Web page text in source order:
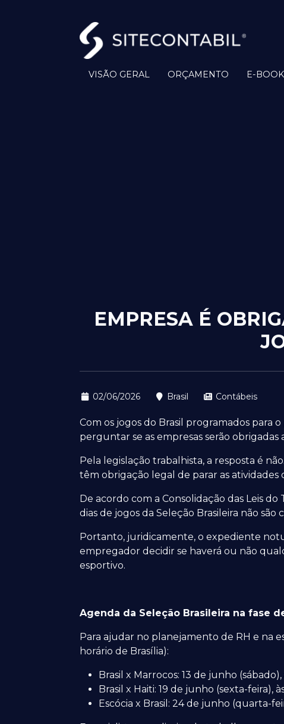
VISÃO GERAL ORÇAMENTO E-
EMPRESA É
02/06/2026 Brasil Contábeis
Com os jogos do Brasil programados para
perguntar se as empresas serão
Pela legislação trabalhista, a resposta é
têm obrigação legal de parar as atividades
De acordo com a Consolidação das Leis
dias de jogos da Seleção Brasileira não
Portanto, juridicamente, o expediente
empregador decidir se haverá ou não
esportivo.
Agenda da Seleção Brasileira na fase
Para ajudar no planejamento de RH e na
horário de Brasília):
Brasil x Marrocos: 13 de junho (sábado),
Brasil x Haiti: 19 de junho (sexta-feira),
Escócia x Brasil: 24 de junho (quarta-